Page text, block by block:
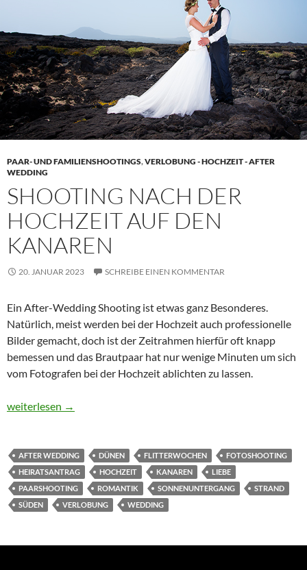
PAAR- UND FAMILIENSHOOTINGS,VERLOBUNG - HOCHZEIT - AFTER
WEDDING
SHOOTING NACH DER
HOCHZEIT AUF DEN
KANAREN
20. JANUAR 2023 SCHREIBE EINEN KOMMENTAR
Ein After-Wedding Shooting ist etwas ganz Besonderes.
Natürlich, meist werden bei der Hochzeit auch professionelle
Bilder gemacht, doch ist der Zeitrahmen hierfür oft knapp
bemessen und das Brautpaar hat nur wenige Minuten um sich
vom Fotografen bei der Hochzeit ablichten zu lassen.
Shooting nach der Hochzeit auf den Kanaren
weiterlesen →
AFTER WEDDING DÜNEN FLITTERWOCHEN
FOTOSHOOTING
HEIRATSANTRAG
HOCHZEIT KANAREN
LIEBE
PAARSHOOTING
ROMANTIK SONNENUNTERGANG
STRAND
SÜDEN
VERLOBUNG WEDDING